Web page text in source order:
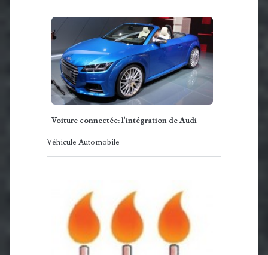
Voiture connectée: l'intégration de Audi
Véhicule Automobile